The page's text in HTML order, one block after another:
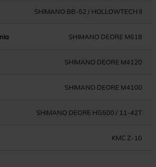
SHIMANO BB-52 / HOLLOWTECH II
SHIMANO DEORE M618
SHIMANO DEORE M4120
SHIMANO DEORE M4100
SHIMANO DEORE HG500 / 11-42T
KMC Z-10